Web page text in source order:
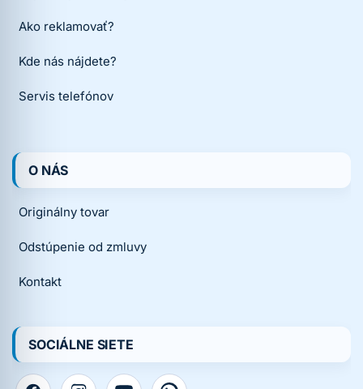
Ako reklamovať?
Kde nás nájdete?
Servis telefónov
O NÁS
Originálny tovar
Odstúpenie od zmluvy
Kontakt
SOCIÁLNE SIETE